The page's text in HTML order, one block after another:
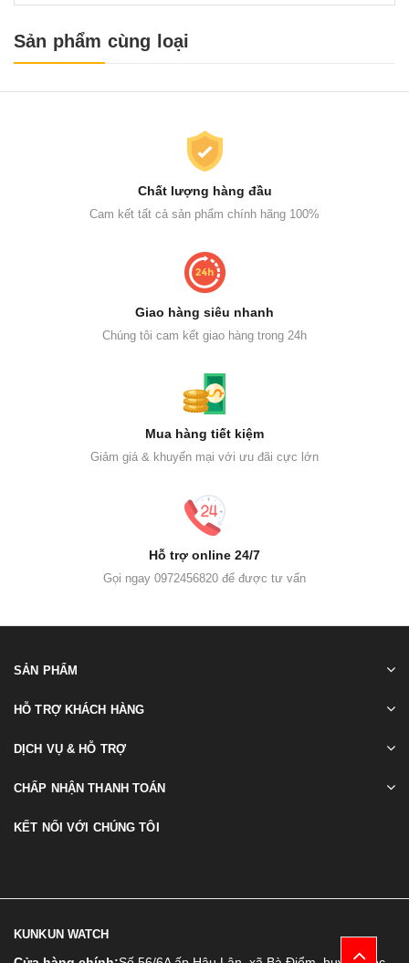
Sản phẩm cùng loại
Chất lượng hàng đầu
Cam kết tất cả sản phẩm chính hãng 100%
Giao hàng siêu nhanh
Chúng tôi cam kết giao hàng trong 24h
Mua hàng tiết kiệm
Giảm giá & khuyến mại với ưu đãi cực lớn
Hỗ trợ online 24/7
Gọi ngay 0972456820 để được tư vấn
SẢN PHẨM
HỖ TRỢ KHÁCH HÀNG
DỊCH VỤ & HỖ TRỢ
CHẤP NHẬN THANH TOÁN
KẾT NỐI VỚI CHÚNG TÔI
KUNKUN WATCH